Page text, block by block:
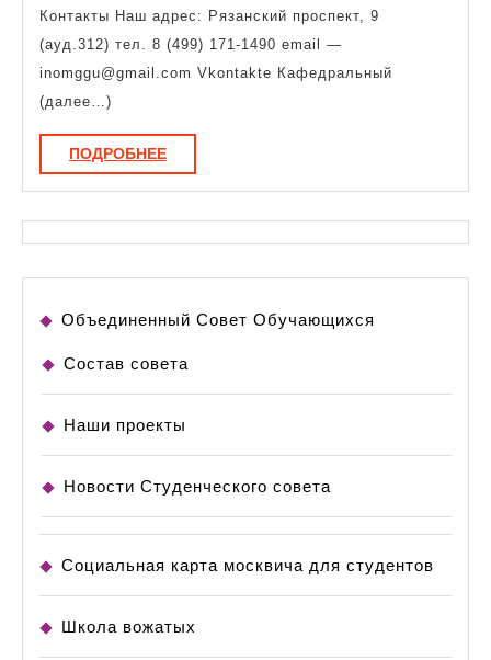
Контакты Наш адрес: Рязанский проспект, 9
(ауд.312) тел. 8 (499) 171-1490 email —
inomggu@gmail.com Vkontakte Кафедральный
(далее…)
ПОДРОБНЕЕПОДРОБНЕЕ
Объединенный Совет Обучающихся
Состав совета
Наши проекты
Новости Студенческого совета
Социальная карта москвича для студентов
Школа вожатых